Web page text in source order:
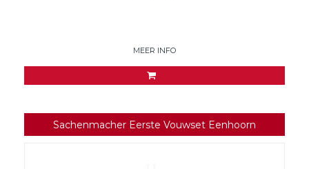
MEER INFO
Sachenmacher Eerste Vouwset Eenhoorn